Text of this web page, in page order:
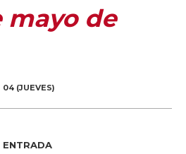
mayo de
04 (JUEVES)
ENTRADA